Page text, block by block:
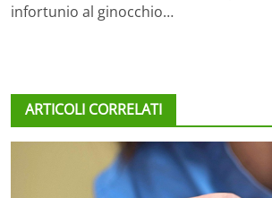
infortunio al ginocchio…
ARTICOLI CORRELATI